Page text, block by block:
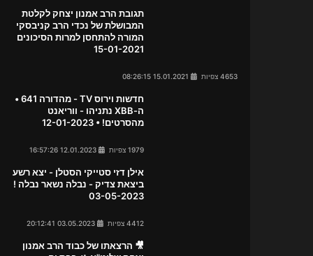
תגובת הרב אמנון יצחק לקלטת
המבושלת של נכדי הרב קניבסקי
המורה להתחסן למרות הסיכונים
15-01-2021
4653 צפיות
חדשות וירוס TV - מהדורה 641 •
ה-XBB נתניהו - ווריאנט
מהסרטים! • 12-01-2023
1979 צפיות
אילן דזי סטייקי הסטלן - יצא רשע
ביצאת צדיק - נבלה נשאר נבלה !
03-05-2023
4412 צפיות
🎥 הרצאתו של כבוד הרב אמנון